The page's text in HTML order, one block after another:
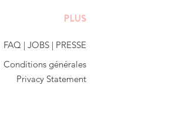
PLUS
FAQ | JOBS | PRESSE
Conditions générales
Privacy Statement